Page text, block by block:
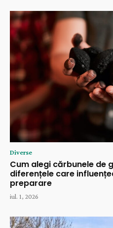
Diverse
Cum alegi cărbunele de
diferențele care
preparare
iul. 1, 2026